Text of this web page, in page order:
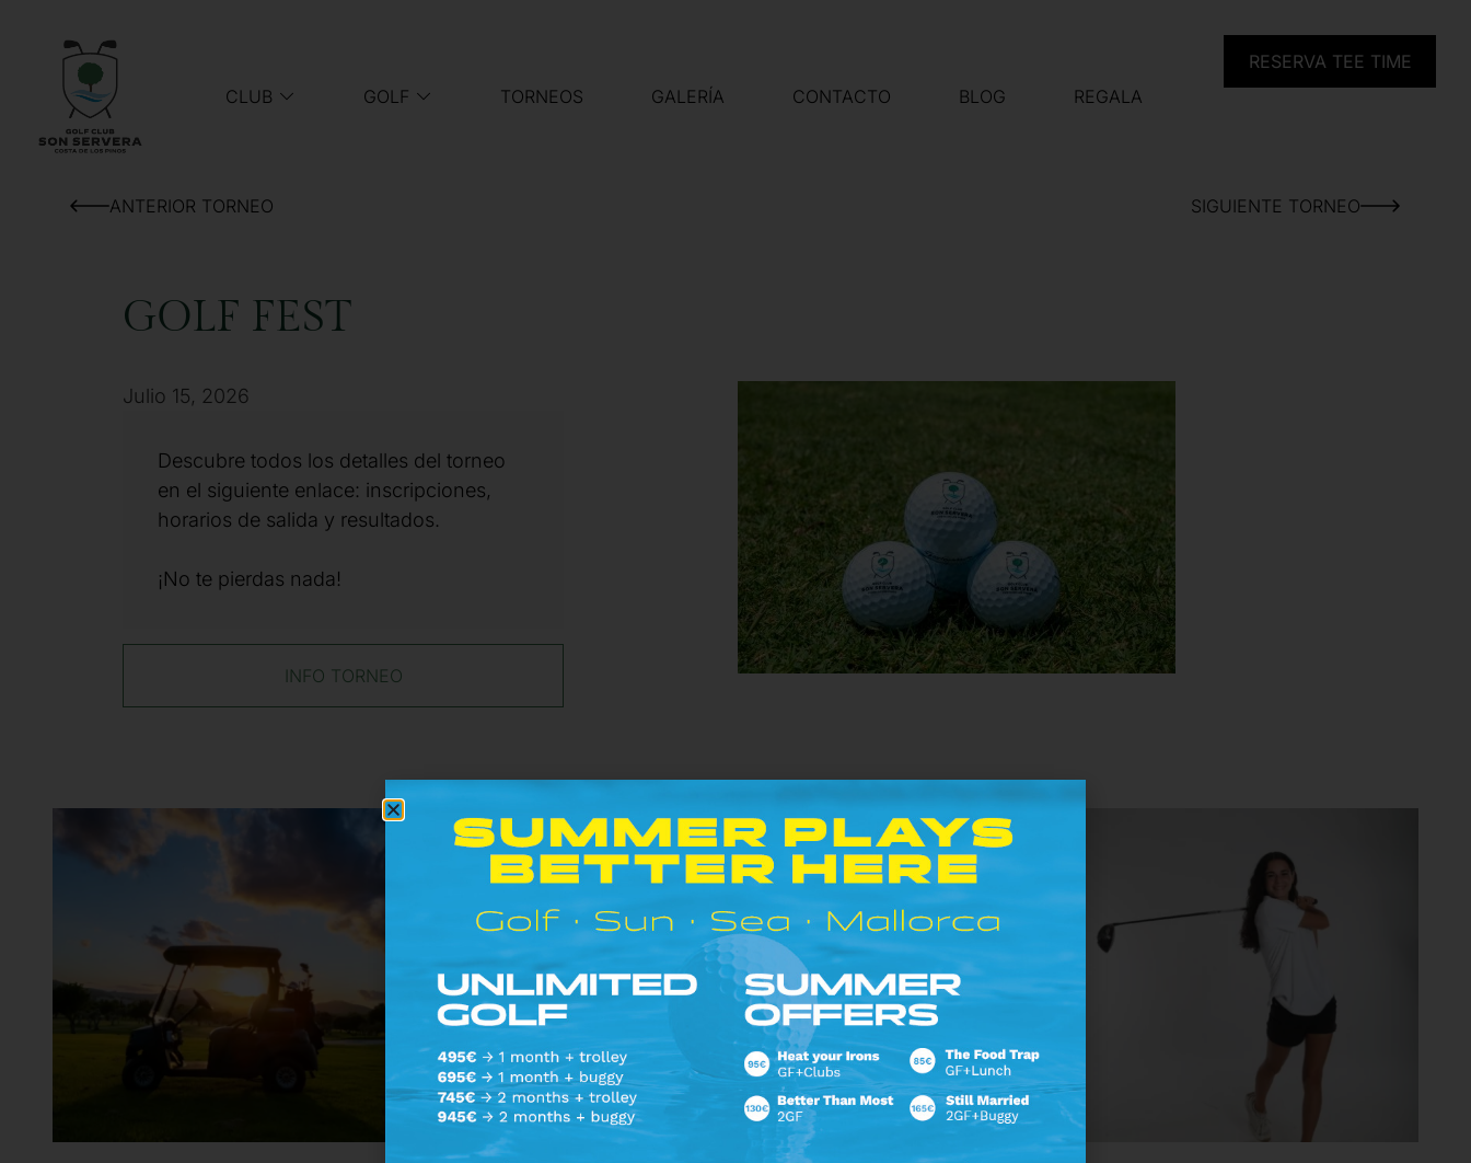
CLUB GOLF TORNEOS GALERÍA CONTACTO BLOG REGALA
RESERVA TEE TIME
ANTERIOR TORNEO SIGUIENTE TORNEO
GOLF FEST
Julio 15, 2026
Descubre todos los detalles del torneo
en el siguiente enlace: inscripciones,
horarios de salida y resultados.
¡No te pierdas nada!
INFO TORNEO